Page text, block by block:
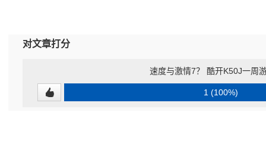
对文章打分
速度与激情7？ 酷开K50J一周
1 (100%)